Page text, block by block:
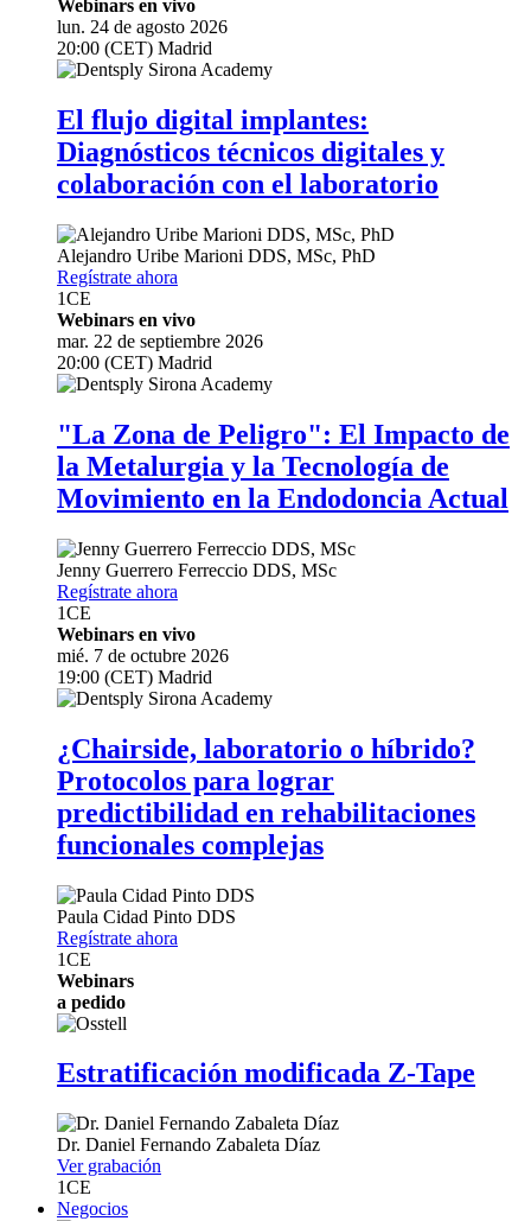
Webinars en vivo
lun. 24 de agosto 2026
20:00 (CET) Madrid
El flujo digital implantes:
Diagnósticos técnicos digitales y
colaboración con el laboratorio
Alejandro Uribe Marioni DDS, MSc, PhD
Regístrate ahora
1CE
Webinars en vivo
mar. 22 de septiembre 2026
20:00 (CET) Madrid
"La Zona de Peligro": El Impacto de
la Metalurgia y la Tecnología de
Movimiento en la Endodoncia Actual
Jenny Guerrero Ferreccio DDS, MSc
Regístrate ahora
1CE
Webinars en vivo
mié. 7 de octubre 2026
19:00 (CET) Madrid
¿Chairside, laboratorio o híbrido?
Protocolos para lograr
predictibilidad en rehabilitaciones
funcionales complejas
Paula Cidad Pinto DDS
Regístrate ahora
1CE
Webinars
a pedido
Estratificación modificada Z-Tape
Dr. Daniel Fernando Zabaleta Díaz
Ver grabación
1CE
Negocios